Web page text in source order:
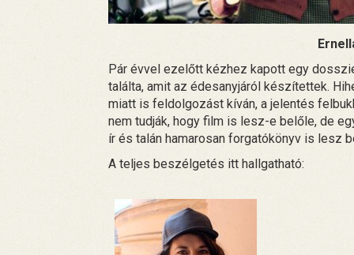
Pár évvel ezelőtt kézhez kapott egy
találta, amit az édesanyjáról készítettek.
miatt is feldolgozást kíván, a jelentés
nem tudják, hogy film is lesz-e belőle, de
ír és talán hamarosan forgatókönyv is lesz
A teljes beszélgetés itt hallgatható: